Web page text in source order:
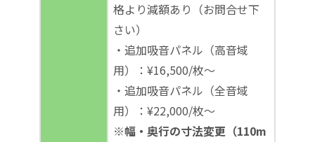
格より減額あり（お問合せ下
さい）
・追加吸音パネル（高音域
用）：¥16,500/枚～
・追加吸音パネル（全音域
用）：¥22,000/枚～
※幅・奥行の寸法変更（110m